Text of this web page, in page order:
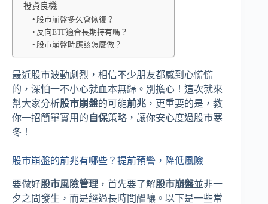
投資良機
股市崩盤多久會恢復？
反向ETF適合長期持有嗎？
股市崩盤時應該怎麼做？
最近股市波動劇烈，相信不少朋友都感到心慌慌
的，深怕一不小心就血本無歸。別擔心！這次就來
幫大家分析股市崩盤的可能前兆 ，更重要的是，教
你一招簡單實用的 自保策略，讓你安心度過股市寒
冬！
股市崩盤的前兆有哪些？提前預警，降低風險
要做好股市風險管理 ，首先要了解股市崩盤並非一
夕之間發生，而是經過長時間醞釀。以下是一些常